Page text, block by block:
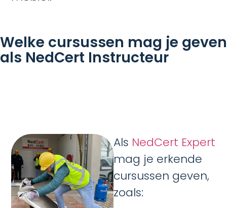
Welke cursussen mag je geven
als NedCert Instructeur
Als NedCert Expert
mag je erkende
cursussen geven,
zoals: